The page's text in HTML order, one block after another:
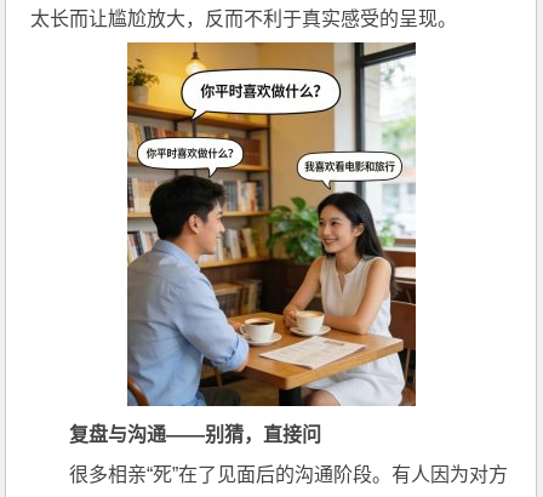
太长而让尴尬放大，反而不利于真实感受的呈现。
复盘与沟通——别猜，直接问
很多相亲“死”在了见面后的沟通阶段。有人因为对方